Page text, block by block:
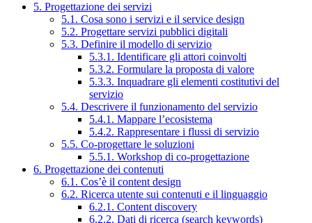
5. Progettazione dei servizi
5.1. Cosa sono i servizi e il service design
5.2. Progettare servizi pubblici digitali
5.3. Definire il modello di servizio
5.3.1. Identificare gli attori coinvolti
5.3.2. Formulare la proposta di valore
5.3.3. Inquadrare gli elementi costitutivi del
servizio
5.4. Descrivere il funzionamento del servizio
5.4.1. Mappare l’ecosistema
5.4.2. Rappresentare i flussi di servizio
5.5. Co-progettare le soluzioni
5.5.1. Workshop di co-progettazione
6. Progettazione dei contenuti
6.1. Cos’è il content design
6.2. Ricerca utente sui contenuti e il linguaggio
6.2.1. Content discovery
6.2.2. Dati di ricerca (search keywords)